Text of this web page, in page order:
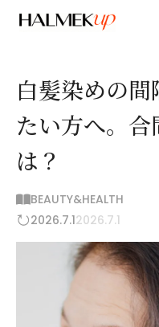
白髪染めの
たい方へ。
は？
BEAUTY&HEALTH
2026.7.12026.7.1